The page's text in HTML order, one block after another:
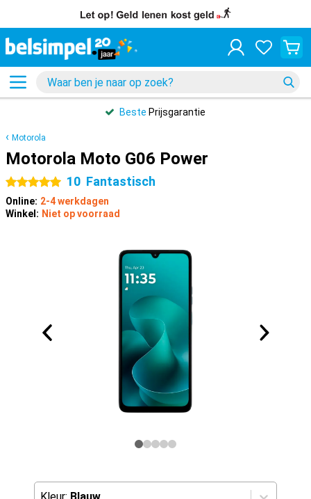
Beste Prijsgarantie
Motorola
Motorola Moto G06 Power
5 sterren 10 Fantastisch
Online: 2-4 werkdagen
Winkel: Niet op voorraad